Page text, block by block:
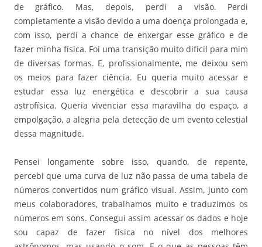
de gráfico. Mas, depois, perdi a visão. Perdi
completamente a visão devido a uma doença prolongada e,
com isso, perdi a chance de enxergar esse gráfico e de
fazer minha física. Foi uma transição muito difícil para mim
de diversas formas. E, profissionalmente, me deixou sem
os meios para fazer ciência. Eu queria muito acessar e
estudar essa luz energética e descobrir a sua causa
astrofísica. Queria vivenciar essa maravilha do espaço, a
empolgação, a alegria pela detecção de um evento celestial
dessa magnitude.
Pensei longamente sobre isso, quando, de repente,
percebi que uma curva de luz não passa de uma tabela de
números convertidos num gráfico visual. Assim, junto com
meus colaboradores, trabalhamos muito e traduzimos os
números em sons. Consegui assim acessar os dados e hoje
sou capaz de fazer física no nível dos melhores